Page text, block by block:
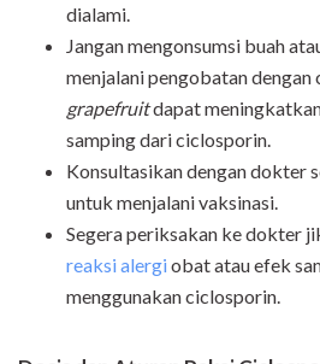
dialami.
Jangan mengonsumsi buah
menjalani pengobatan dengan
grapefruitdapat
samping dari ciclosporin.
Konsultasikan dengan dokter
untuk menjalani vaksinasi.
Segera periksakan ke dokter
reaksi alergiobat atau efek
menggunakan ciclosporin.